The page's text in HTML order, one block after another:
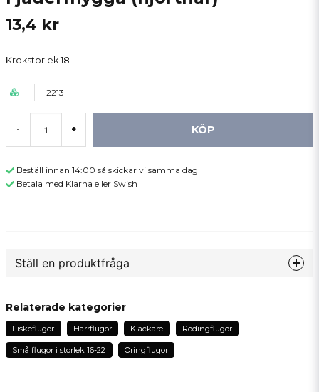
13,4 kr
Krokstorlek 18
2213
- + KÖP
Beställ innan 14:00 så skickar vi samma dag
Betala med Klarna eller Swish
Ställ en produktfråga
Fråga oss något om denna produkten...
Relaterade kategorier
Fiskeflugor Harrflugor Kläckare Rödingflugor
Små flugor i storlek 16-22 Öringflugor